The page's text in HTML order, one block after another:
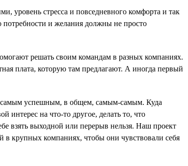
уровень стресса и повседневного комфорта и так
потребности и желания должны не просто
решать своим командам в разных компаниях.
плата, которую там предлагают. А иногда первый
самым успешным, в общем, самым-самым. Куда
интерес на что-то другое, делать то, что
взять выходной или перерыв нельзя. Наш проект
в крупных компаниях, чтобы они чувствовали себя